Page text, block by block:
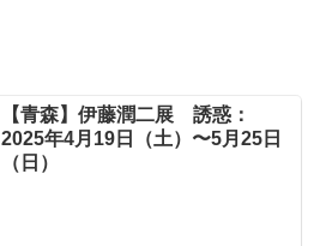
【青森】伊藤潤二展 誘惑：
2025年4月19日（土）〜5月25日
（日）